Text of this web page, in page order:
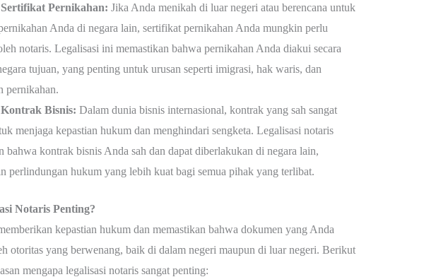
Sertifikat Pernikahan: Jika Anda menikah di luar negeri atau berencana untuk
Anda di negara lain, sertifikat pernikahan Anda mungkin perlu
notaris. Legalisasi ini memastikan bahwa pernikahan Anda diakui secara
tujuan, yang penting untuk urusan seperti imigrasi, hak waris, dan
pernikahan.
Bisnis: Dalam dunia bisnis internasional, kontrak yang sah sangat
menjaga kepastian hukum dan menghindari sengketa. Legalisasi notaris
bahwa kontrak bisnis Anda sah dan dapat diberlakukan di negara lain,
perlindungan hukum yang lebih kuat bagi semua pihak yang terlibat.
Notaris Penting?
kepastian hukum dan memastikan bahwa dokumen yang Anda
otoritas yang berwenang, baik di dalam negeri maupun di luar negeri. Berikut
mengapa legalisasi notaris sangat penting: